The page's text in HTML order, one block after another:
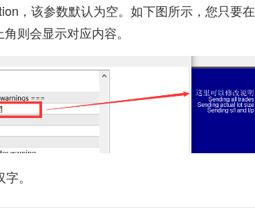
，该参数默认为空。如下图所示，您只要在
则会显示对应内容。
。